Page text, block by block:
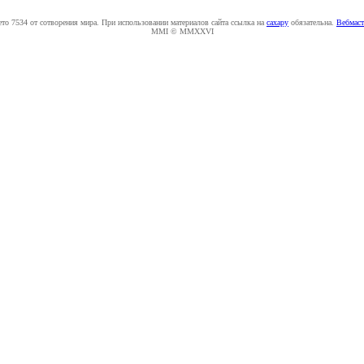
7534 от сотворения мира. При использовании материалов сайта ссылка на caxapу обязательна.
MMI © MMXXVI